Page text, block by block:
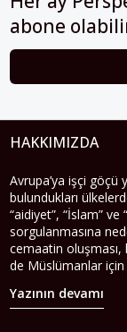
abone
HAKKIMIZDA
Avrupa’ya işçi göçü
bulundukları
“aidiyet”, “İslam”
sorgulanmasına
cemaatin
de Müslümanlar için
Yazının devamı